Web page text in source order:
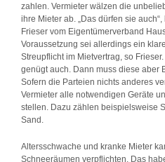
zahlen. Vermieter wälzen die
ihre Mieter ab. „Das dürfen sie
Frieser vom Eigentümerverband
Voraussetzung sei allerdings ein
Streupflicht im Mietvertrag, so
genügt auch. Dann muss diese aber
Sofern die Parteien nichts anderes
Vermieter alle notwendigen Geräte
stellen. Dazu zählen beispielsweise
Sand.
Altersschwache und kranke Mieter
Schneeräumen verpflichten. Das